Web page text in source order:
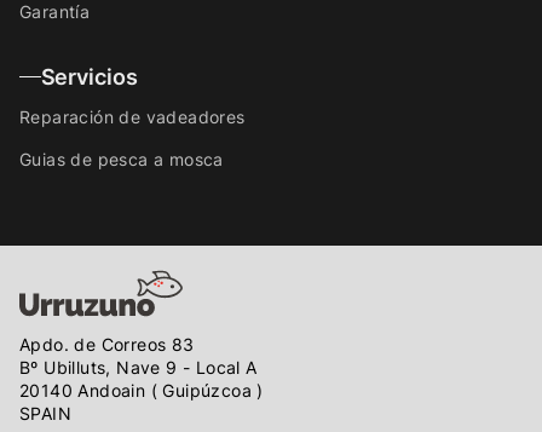
Garantía
Servicios
Reparación de vadeadores
Guias de pesca a mosca
Apdo. de Correos 83
Bº Ubilluts, Nave 9 - Local A
20140 Andoain ( Guipúzcoa )
SPAIN